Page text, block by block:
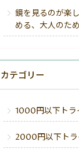
鏡を見るのが楽
める、大人のた
カテゴリー
1000円以下トラ
2000円以下トラ